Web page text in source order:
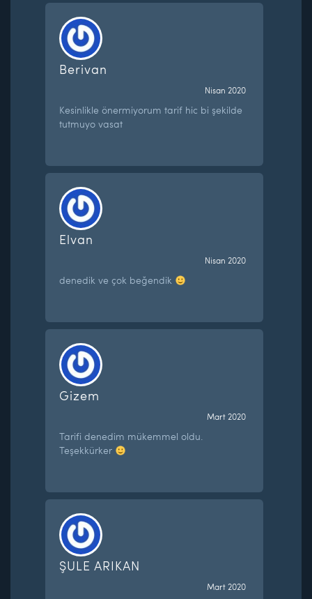
Berivan
Nisan 2020
Kesinlikle önermiyorum tarif hic bi şekilde
tutmuyo vasat
Elvan
Nisan 2020
denedik ve çok beğendik
Gizem
Mart 2020
Tarifi denedim mükemmel oldu.
Teşekkürker
ŞULE ARIKAN
Mart 2020